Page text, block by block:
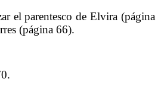
el parentesco de Elvira (página
(página 66).